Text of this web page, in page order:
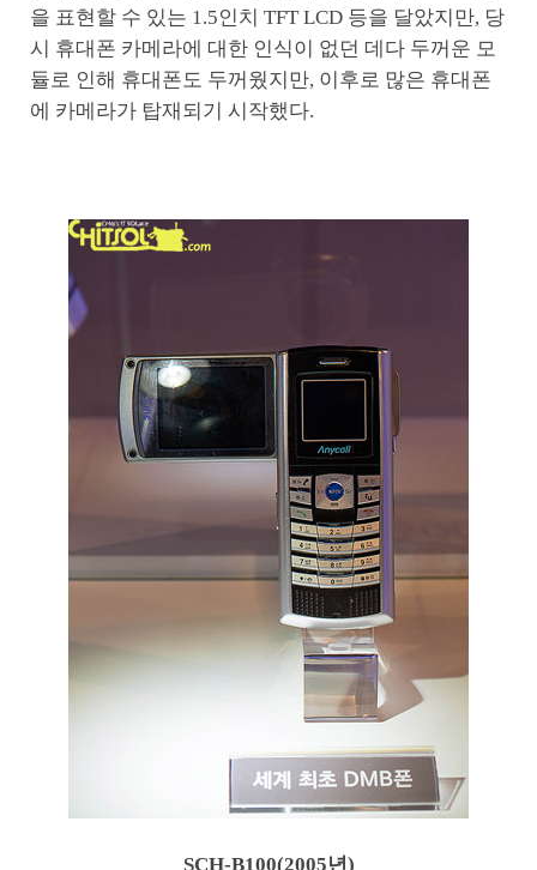
을 표현할 수 있는 1.5인치 TFT LCD 등을 달았지만, 당
시 휴대폰 카메라에 대한 인식이 없던 데다 두꺼운 모
듈로 인해 휴대폰도 두꺼웠지만, 이후로 많은 휴대폰
에 카메라가 탑재되기 시작했다.
SCH-B100(2005년)